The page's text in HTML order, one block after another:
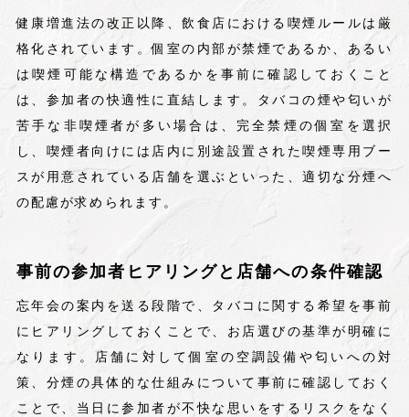
健康増進法の改正以降、飲食店における喫煙ルールは厳
格化されています。個室の内部が禁煙であるか、あるい
は喫煙可能な構造であるかを事前に確認しておくこと
は、参加者の快適性に直結します。タバコの煙や匂いが
苦手な非喫煙者が多い場合は、完全禁煙の個室を選択
し、喫煙者向けには店内に別途設置された喫煙専用ブー
スが用意されている店舗を選ぶといった、適切な分煙へ
の配慮が求められます。
事前の参加者ヒアリングと店舗への条件確認
忘年会の案内を送る段階で、タバコに関する希望を事前
にヒアリングしておくことで、お店選びの基準が明確に
なります。店舗に対して個室の空調設備や匂いへの対
策、分煙の具体的な仕組みについて事前に確認しておく
ことで、当日に参加者が不快な思いをするリスクをなく